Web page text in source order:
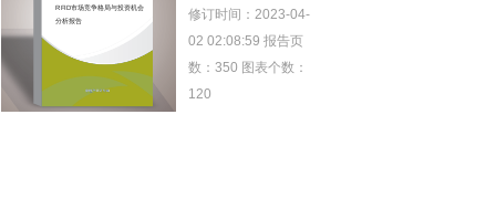
RFID市场竞争格局与投资机会
分析报告
市场竞争格局与
投资机会分析报
修订时间：2023-04-
02 02:08:59 报告页
数：350 图表个数：
120